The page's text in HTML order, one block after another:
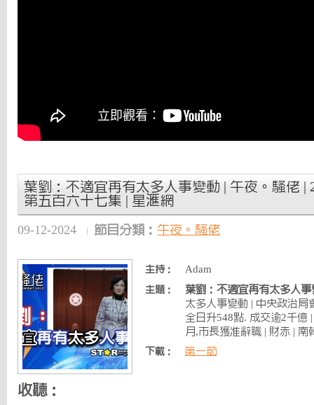
葉劉：不適宜再有太多人事變動 | 午夜。騷佬 |
第五百六十七集 | 星滙網
09-12-2024 節目分類： 午夜。騷佬
主持： Adam
主題：
葉劉：不適宜再有太多人
太多人事變動 | 中央政治局
全日升548點. 成交逾2千億
月,市長獲准辭職 | 財赤 | 南
下載： 第一節
收聽：